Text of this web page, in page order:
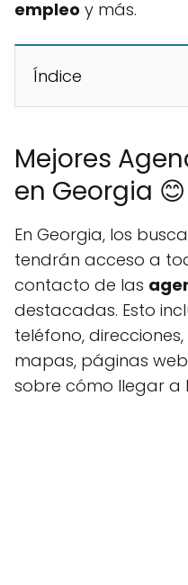
empleo y más.
Índice
Mejores
en Georgia 😊
En Georgia, los
tendrán acceso a
contacto de las
destacadas. Esto
teléfono,
mapas, páginas
sobre cómo llegar a